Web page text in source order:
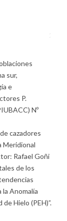
sur,
e
P.
Nº
cazadores
Meridional
Rafael Goñi
de los
Anomalía
Hielo (PEH)”.